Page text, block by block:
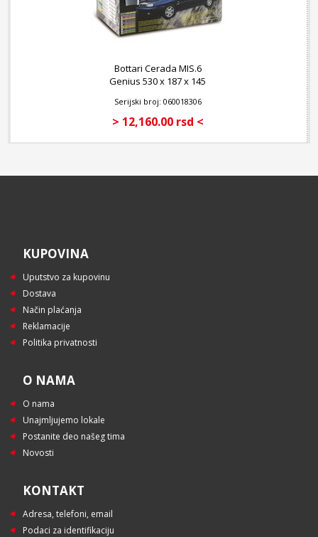
Bottari Cerada MIS.6
Genius 530 x 187 x 145
Serijski broj: 060018306
> 12,160.00 rsd <
KUPOVINA
Uputstvo za kupovinu
Dostava
Način plaćanja
Reklamacije
Politika privatnosti
O NAMA
O nama
Unajmljujemo lokale
Postanite deo našeg tima
Novosti
KONTAKT
Adresa, telefoni, email
Podaci za identifikaciju